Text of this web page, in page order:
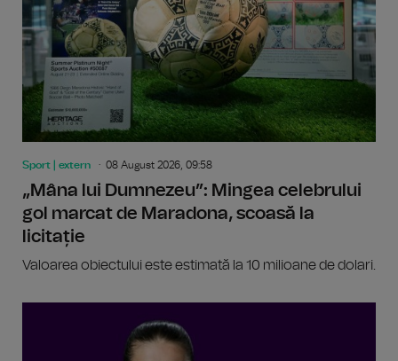
Sport | extern 08 August 2026, 09:58
„Mâna lui Dumnezeu”: Mingea celebrului
gol marcat de Maradona, scoasă la
licitație
Valoarea obiectului este estimată la 10 milioane de dolari.